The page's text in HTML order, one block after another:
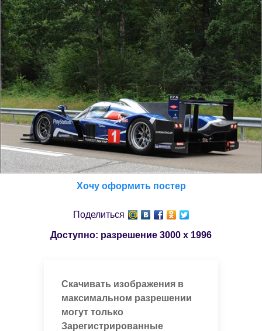
Хочу оформить постер
Поделиться
Доступно: разрешение 3000 x 1996
Скачивать изображения в
максимальном разрешении
могут только
Зарегистрированные